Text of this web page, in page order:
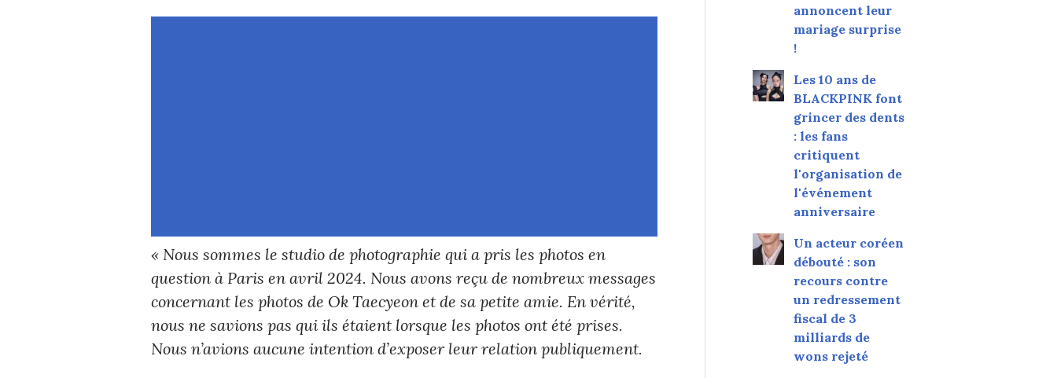
« Nous sommes le studio de photographie qui a pris les photos en
question à Paris en avril 2024. Nous avons reçu de nombreux messages
concernant les photos de Ok Taecyeon et de sa petite amie. En vérité,
nous ne savions pas qui ils étaient lorsque les photos ont été prises.
Nous n’avions aucune intention d’exposer leur relation publiquement.
annoncent leur
mariage surprise
!
Les 10 ans de
BLACKPINK font
grincer des dents
: les fans
critiquent
l'organisation de
l'événement
anniversaire
Un acteur coréen
débouté : son
recours contre
un redressement
fiscal de 3
milliards de
wons rejeté